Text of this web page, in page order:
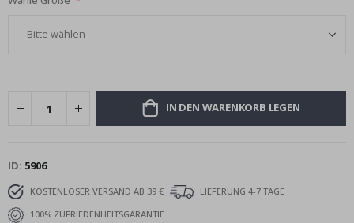
IN DEN WARENKORB LEGEN
ID 5906
KOSTENLOSER VERSAND AB 39 €
LIEFERUNG 4-7 TAGE
100% ZUFRIEDENHEITSGARANTIE